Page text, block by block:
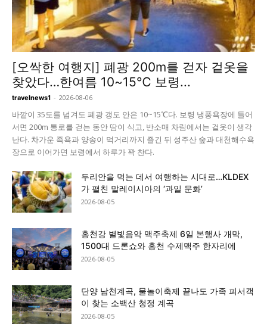
[오싹한 여행지] 폐광 200m를 걷자 겉옷을
찾았다…한여름 10~15℃ 보령...
travelnews1 - 2026-08-06
바깥이 35도를 넘겨도 폐광 갱도 안은 10~15℃다. 보령 냉풍욕장에 들어
서면 200m 통로를 걷는 동안 땀이 식고, 반소매 차림에서는 겉옷이 생각
난다. 차가운 족욕과 양송이 먹거리까지 즐긴 뒤 성주산 숲과 대천해수욕
장으로 이어가면 보령에서 하루가 꽉 찬다.
두리안을 먹는 데서 여행하는 시대로…KLDEX
가 펼친 말레이시아의 ‘과일 문화’
2026-08-05
홍천강 별빛음악 맥주축제 6일 본행사 개막,
1500대 드론쇼와 홍천 수제맥주 한자리에
2026-08-05
단양 남천계곡, 물놀이축제 끝나도 가족 피서객
이 찾는 소백산 청정 계곡
2026-08-05